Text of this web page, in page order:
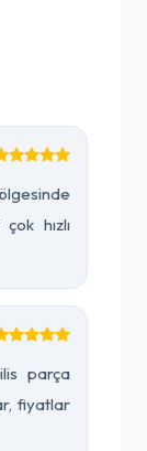
hızlı
parça
fiyatlar